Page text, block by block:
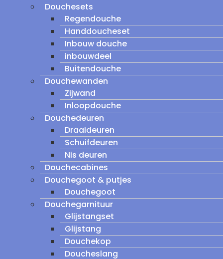
Douchesets
Regendouche
Handdoucheset
Inbouw douche
inbouwdeel
Buitendouche
Douchewanden
Zijwand
Inloopdouche
Douchedeuren
Draaideuren
Schuifdeuren
Nis deuren
Douchecabines
Douchegoot & putjes
Douchegoot
Douchegarnituur
Glijstangset
Glijstang
Douchekop
Doucheslang